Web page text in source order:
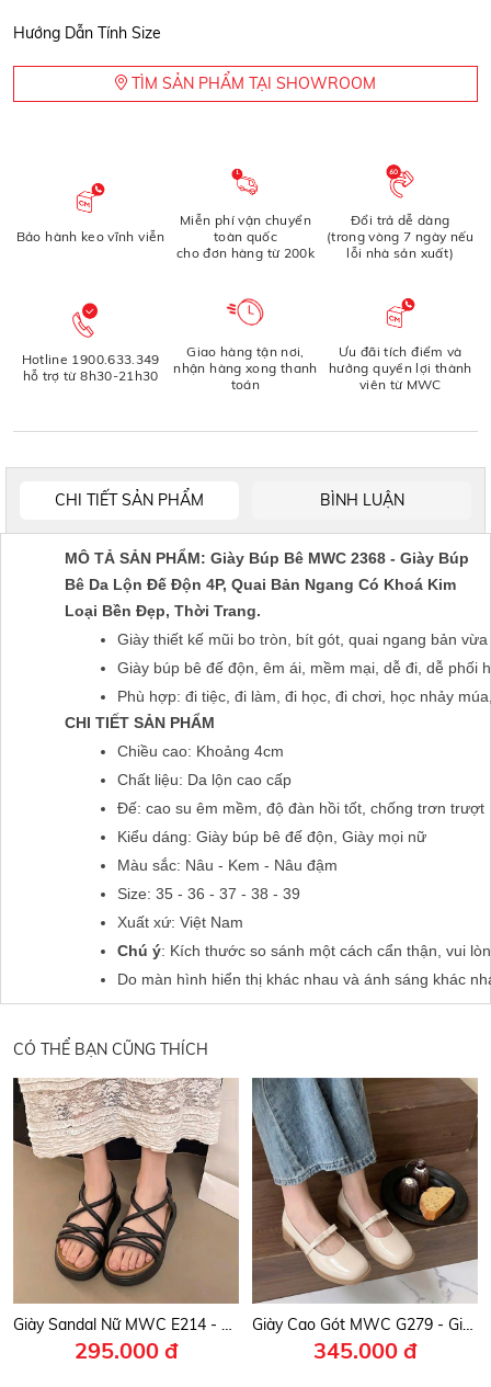
Hướng Dẫn Tính Size
TÌM SẢN PHẨM TẠI SHOWROOM
Bảo hành keo vĩnh viễn
Miễn phí vận chuyển
toàn quốc
cho đơn hàng từ 200k
Đổi trả dễ dàng
(trong vòng 7 ngày nếu
lỗi nhà sản xuất)
Hotline 1900.633.349
hỗ trợ từ 8h30-21h30
Giao hàng tận nơi,
nhận hàng xong thanh
toán
Ưu đãi tích điểm và
hưởng quyền lợi thành
viên từ MWC
CHI TIẾT SẢN PHẨM BÌNH LUẬN
MÔ TẢ SẢN PHẨM: Giày Búp Bê MWC 2368 - Giày Búp
Bê Da Lộn Đế Độn 4P, Quai Bản Ngang Có Khoá Kim
Loại Bền Đẹp, Thời Trang.
Giày thiết kế mũi bo tròn, bít gót, quai ngang bản
Giày búp bê đế độn, êm ái, mềm mại, dễ đi, dễ phối
Phù hợp: đi tiệc, đi làm, đi học, đi chơi, học nhảy
CHI TIẾT SẢN PHẨM
Chiều cao: Khoảng 4cm
Chất liệu: Da lộn cao cấp
Đế: cao su êm mềm, độ đàn hồi tốt, chống trơn trượt
Kiểu dáng: Giày búp bê đế độn, Giày mọi nữ
Màu sắc: Nâu - Kem - Nâu đậm
Size: 35 - 36 - 37 - 38 - 39
Xuất xứ: Việt Nam
Chú ý: Kích thước so sánh một cách cẩn thận, vui
Do màn hình hiển thị khác nhau và ánh sáng khác
CÓ THỂ BẠN CŨNG THÍCH
Giày Sandal Nữ MWC E214 - Sandal Nữ Quai Mảnh Chéo Êm Nhẹ, Thanh Lịch, Phong Cách Thời Trang Hàn.
295.000 đ
Giày Cao Gót MWC G279 - Giày Búp Bê 4cm, Mũi Vuông Tròn Phối Quai Ngang Kết Nơ Nhỏ Xinh, Thanh Lịch, Thời Trang.
345.000 đ